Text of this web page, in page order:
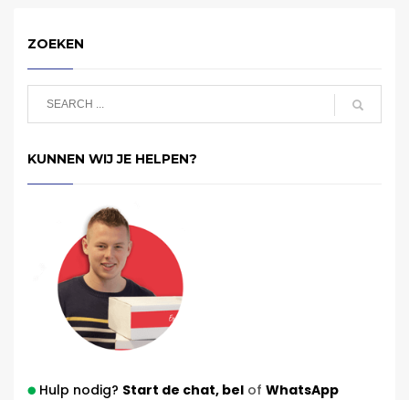
ZOEKEN
KUNNEN WIJ JE HELPEN?
Hulp nodig? Start de chat,belof WhatsApp